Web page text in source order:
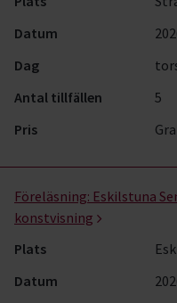
Datum
Dag
Antal tillfällen
5
Pris
Föreläsning: Eskilstuna
konstvisning
Plats
Datum